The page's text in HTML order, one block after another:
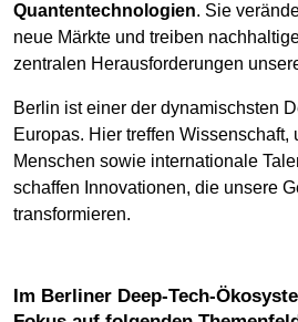
Quantentechnologien. Sie
neue Märkte und treiben
zentralen Herausforderungen
Berlin ist einer der dynamischsten
Europas. Hier treffen Wissenschaft,
Menschen sowie internationale
schaffen Innovationen, die unsere
transformieren.
Im Berliner Deep-Tech-Ökosystem liegt ein großer